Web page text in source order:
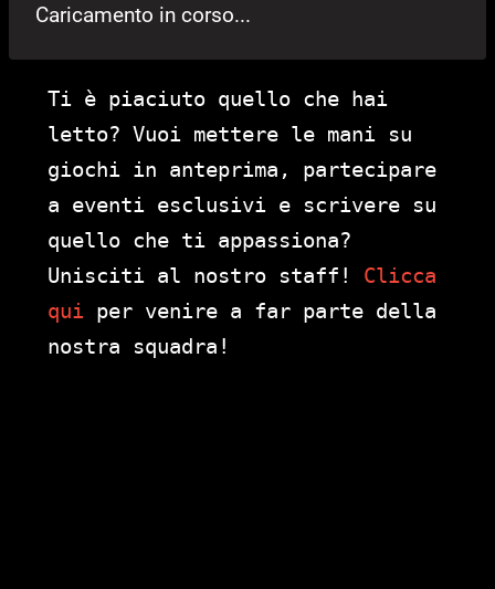
Caricamento in corso...
Ti è piaciuto quello che hai
letto? Vuoi mettere le mani su
giochi in anteprima, partecipare
a eventi esclusivi e scrivere su
quello che ti appassiona?
Unisciti al nostro staff! Clicca
qui per venire a far parte della
nostra squadra!